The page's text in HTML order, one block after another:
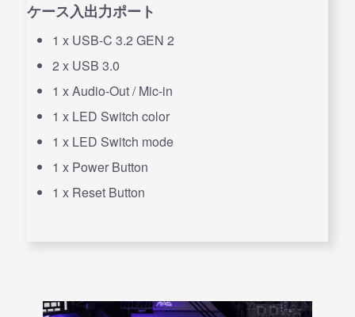
ケース入出力ポート
1 x USB-C 3.2 GEN 2
2 x USB 3.0
1 x Audio-Out / Mic-in
1 x LED Switch color
1 x LED Switch mode
1 x Power Button
1 x Reset Button